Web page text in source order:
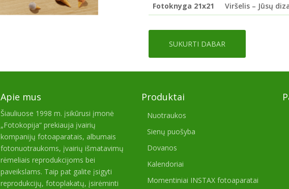
Fotoknyga 21x21 Viršelis – Jūsų
SUKURTI DABAR
Apie mus
Šiauliuose 1998 m. įsikūrusi įmonė
„Fotokopija“ prekiauja įvairių
kompanijų fotoaparatais, albumais
fotonuotraukoms, įvairių išmatavimų
rėmeliais reprodukcijoms bei
paveikslams. Taip pat galite įsigyti
reprodukcijų, fotoplakatų, įsirėminti
Produktai
Nuotraukos
Sienų puošyba
Dovanos
Kalendoriai
Momentiniai INSTAX fotoaparatai